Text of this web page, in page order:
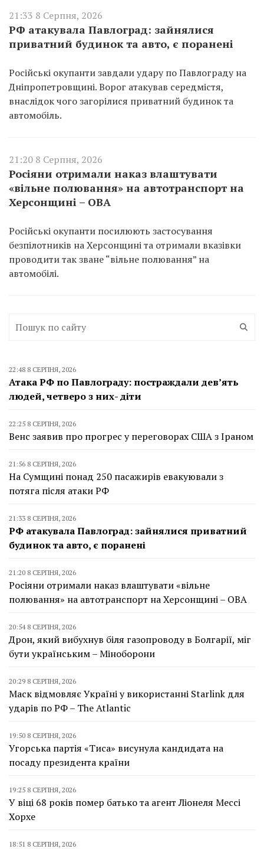
21:33 8 Серпня, 2026
РФ атакувала Павлоград: зайнялися
приватний будинок та авто, є поранені
Російські окупанти завдали удару по Павлограду на
Дніпропетровщині. Ворог атакував середмістя,
внаслідок чого загорілися приватний будинок та
автомобіль.
21:20 8 Серпня, 2026
Росіяни отримали наказ влаштувати
«вільне полювання» на автотранспорт на
Херсонщині – ОВА
Російські окупанти посилюють застосування
безпілотників на Херсонщині та отримали вказівки
проводити так зване “вільне полювання” на
автомобілі.
22:48 8 СЕРПНЯ, 2026
Атака РФ по Павлограду: постраждали дев’ять
людей, четверо з них- діти
22:25 8 СЕРПНЯ, 2026
Венс заявив про прогрес у переговорах США з Іраном
21:56 8 СЕРПНЯ, 2026
На Сумщині понад 250 пасажирів евакуювали з
потяга після атаки РФ
21:33 8 СЕРПНЯ, 2026
РФ атакувала Павлоград: зайнялися приватний
будинок та авто, є поранені
21:20 8 СЕРПНЯ, 2026
Росіяни отримали наказ влаштувати «вільне
полювання» на автотранспорт на Херсонщині – ОВА
20:54 8 СЕРПНЯ, 2026
Дрон, який вибухнув біля газопроводу в Болгарії, міг
бути українським – Міноборони
20:29 8 СЕРПНЯ, 2026
Маск відмовляє Україні у використанні Starlink для
ударів по РФ – The Atlantic
19:50 8 СЕРПНЯ, 2026
Угорська партія «Тиса» висунула кандидата на
посаду президента країни
19:25 8 СЕРПНЯ, 2026
У віці 68 років помер батько та агент Ліонеля Мессі
Хорхе
18:51 8 СЕРПНЯ, 2026